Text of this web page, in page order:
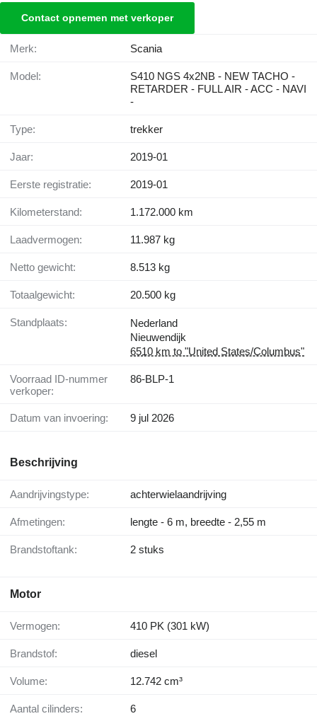
Contact opnemen met verkoper
Merk: Scania
Model:
S410 NGS 4x2NB - NEW TACHO -
RETARDER - FULL AIR - ACC - NAVI
-
Type: trekker
Jaar: 2019-01
Eerste registratie: 2019-01
Kilometerstand: 1.172.000 km
Laadvermogen: 11.987 kg
Netto gewicht: 8.513 kg
Totaalgewicht: 20.500 kg
Standplaats:
Nederland
Nieuwendijk
6510 km to "United States/Columbus"
Voorraad ID-nummer
verkoper:
86-BLP-1
Datum van invoering: 9 jul 2026
Beschrijving
Aandrijvingstype: achterwielaandrijving
Afmetingen: lengte - 6 m, breedte - 2,55 m
Brandstoftank: 2 stuks
Motor
Vermogen: 410 PK (301 kW)
Brandstof: diesel
Volume: 12.742 cm³
Aantal cilinders: 6